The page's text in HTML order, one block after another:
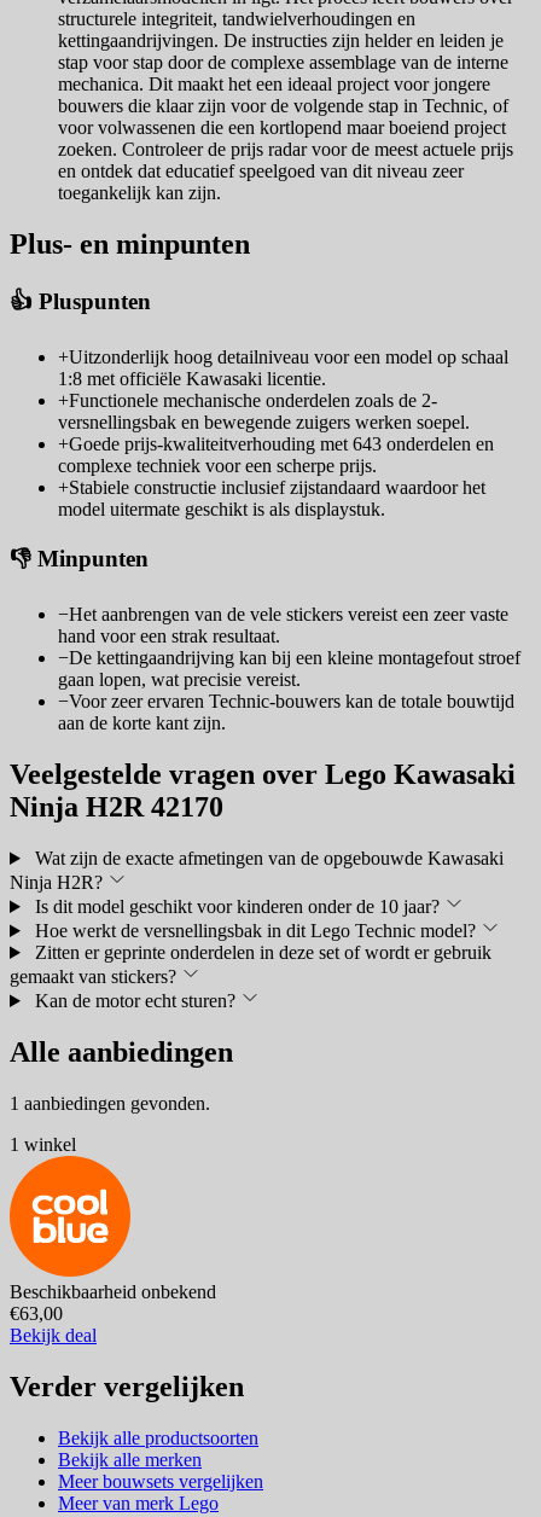
structurele integriteit, tandwielverhoudingen en
kettingaandrijvingen. De instructies zijn helder en leiden je
stap voor stap door de complexe assemblage van de interne
mechanica. Dit maakt het een ideaal project voor jongere
bouwers die klaar zijn voor de volgende stap in Technic, of
voor volwassenen die een kortlopend maar boeiend project
zoeken. Controleer de prijs radar voor de meest actuele prijs
en ontdek dat educatief speelgoed van dit niveau zeer
toegankelijk kan zijn.
Plus- en minpunten
👍 Pluspunten
+Uitzonderlijk hoog detailniveau voor een model op schaal
1:8 met officiële Kawasaki licentie.
+Functionele mechanische onderdelen zoals de 2-
versnellingsbak en bewegende zuigers werken soepel.
+Goede prijs-kwaliteitverhouding met 643 onderdelen en
complexe techniek voor een scherpe prijs.
+Stabiele constructie inclusief zijstandaard waardoor het
model uitermate geschikt is als displaystuk.
👎 Minpunten
−Het aanbrengen van de vele stickers vereist een zeer vaste
hand voor een strak resultaat.
−De kettingaandrijving kan bij een kleine montagefout stroef
gaan lopen, wat precisie vereist.
−Voor zeer ervaren Technic-bouwers kan de totale bouwtijd
aan de korte kant zijn.
Veelgestelde vragen over Lego Kawasaki
Ninja H2R 42170
Wat zijn de exacte afmetingen van de opgebouwde Kawasaki
Ninja H2R?
Is dit model geschikt voor kinderen onder de 10 jaar?
Hoe werkt de versnellingsbak in dit Lego Technic model?
Zitten er geprinte onderdelen in deze set of wordt er gebruik
gemaakt van stickers?
Kan de motor echt sturen?
Alle aanbiedingen
1 aanbiedingen gevonden.
1 winkel
Beschikbaarheid onbekend
€63,00
Bekijk deal
Verder vergelijken
Bekijk alle productsoorten
Bekijk alle merken
Meer bouwsets vergelijken
Meer van merk Lego